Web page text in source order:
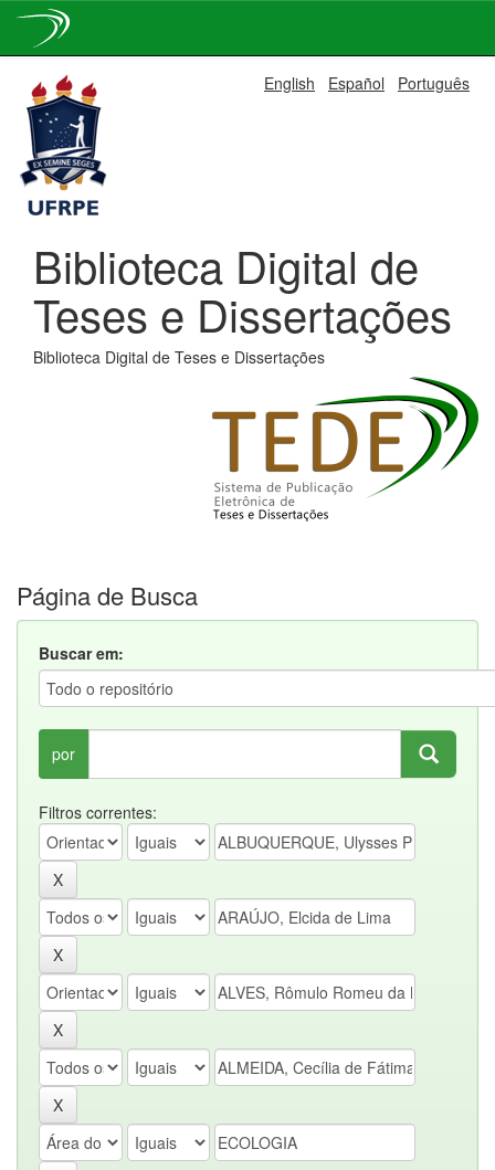
navigation
English Español Português
Biblioteca Digital de
Teses e Dissertações
Biblioteca Digital de Teses e Dissertações
Página de Busca
Buscar em:
por
Filtros correntes: